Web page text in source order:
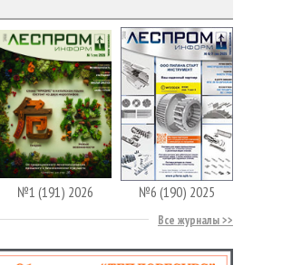
№1 (191) 2026 №6 (190) 2025
Все журналы